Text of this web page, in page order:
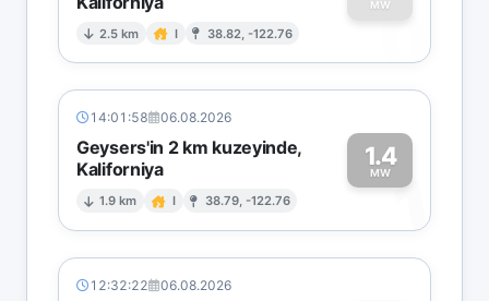
2.5 km I 38.82, -122.76
MW
0
14:01:58 06.08.2026
Geysers'in 2 km kuzeyinde,
Kaliforniya
1.9 km I 38.79, -122.76
1.4
MW1
12:32:22 06.08.2026